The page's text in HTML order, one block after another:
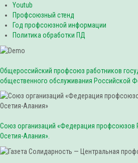
Youtub
Профсоюзный стенд
Год профсоюзной информации
Политика обработки ПД
Общероссийский профсоюз работников
общественного обслуживания Российской
Союз организаций «Федерация профсоюзов
Осетия-Алания».